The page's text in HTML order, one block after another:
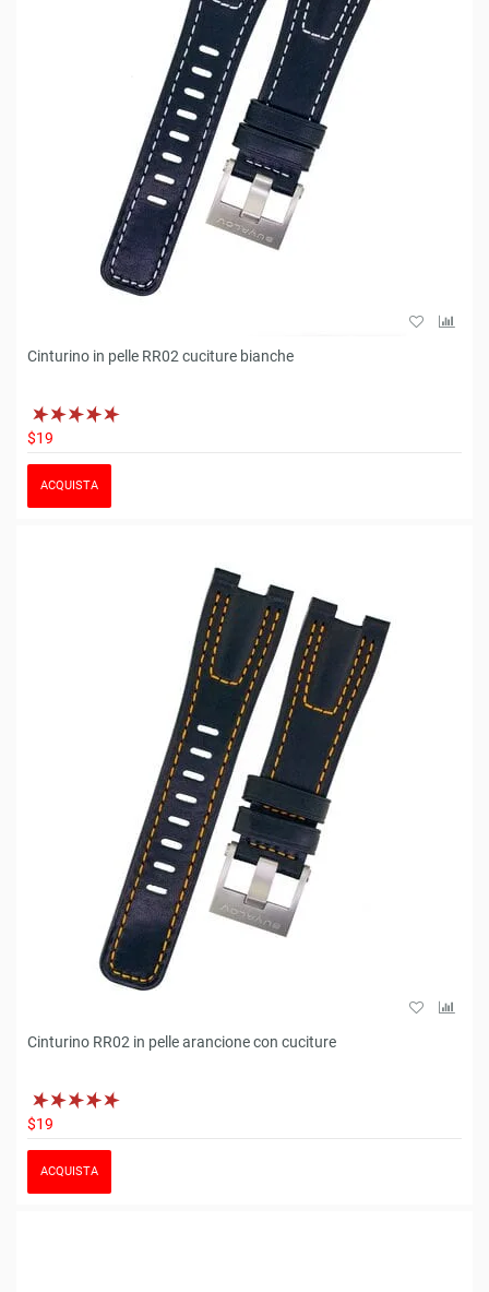
Cinturino in pelle RR02 cuciture bianche
$19
ACQUISTA
Cinturino RR02 in pelle arancione con cuciture
$19
ACQUISTA